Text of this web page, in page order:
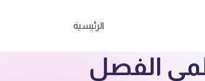
الرئيسية
الفصل